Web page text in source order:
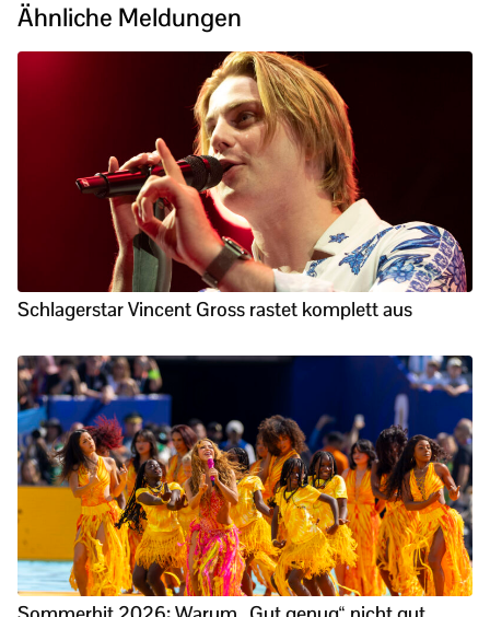
Ähnliche Meldungen
Schlagerstar Vincent Gross rastet komplett aus